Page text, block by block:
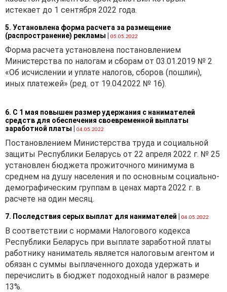
истекает до 1 сентября 2022 года.
5. Установлена форма расчета за размещение
(распространение) рекламы
05.05.2022
Форма расчета установлена постановлением
Министерства по налогам и сборам от 03.01.2019 № 2
«Об исчислении и уплате налогов, сборов (пошлин),
иных платежей» (ред. от 19.04.2022 № 16).
6. С 1 мая повышен размер удержания с нанимателей
средств для обеспечения своевременной выплаты
заработной платы
04.05.2022
Постановлением Министерства труда и социальной
защиты Республики Беларусь от 22 апреля 2022 г. № 25
установлен бюджета прожиточного минимума в
среднем на душу населения и по основным социально-
демографическим группам в ценах марта 2022 г. в
расчете на один месяц.
7. Последствия серых выплат для нанимателей 04.05.2022
В соответствии с нормами Налогового кодекса
Республики Беларусь при выплате заработной платы
работнику наниматель является налоговым агентом и
обязан с суммы выплаченного дохода удержать и
перечислить в бюджет подоходный налог в размере
13%.